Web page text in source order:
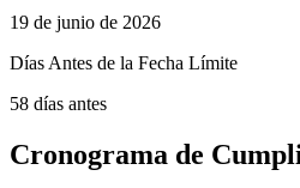
19 de junio de 2026
Días Antes de la Fecha Límite
58 días antes
Cronograma de